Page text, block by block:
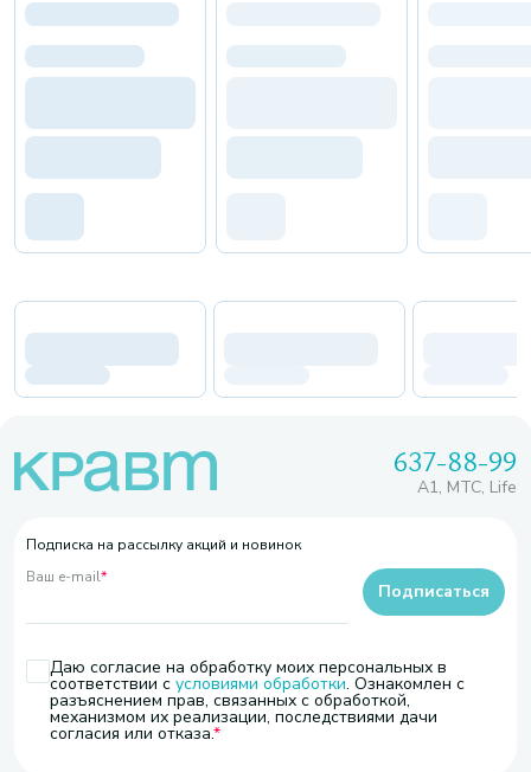
637-88-99
A1, МТС, Life
Подписка на рассылку акций и новинок
Ваш e-mail*
Даю согласие на обработку моих персональных в
соответствии с условиями обработки. Ознакомлен с
разъяснением прав, связанных с обработкой,
механизмом их реализации, последствиями дачи
согласия или отказа.
Подписаться